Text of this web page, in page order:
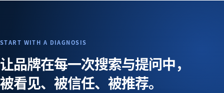
START WITH A DIAGNOSIS
让品牌在每一次搜索与提问中，
被看见、被信任、被推荐。